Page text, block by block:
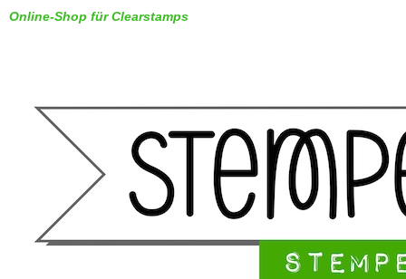
Online-Shop für Clearstamps